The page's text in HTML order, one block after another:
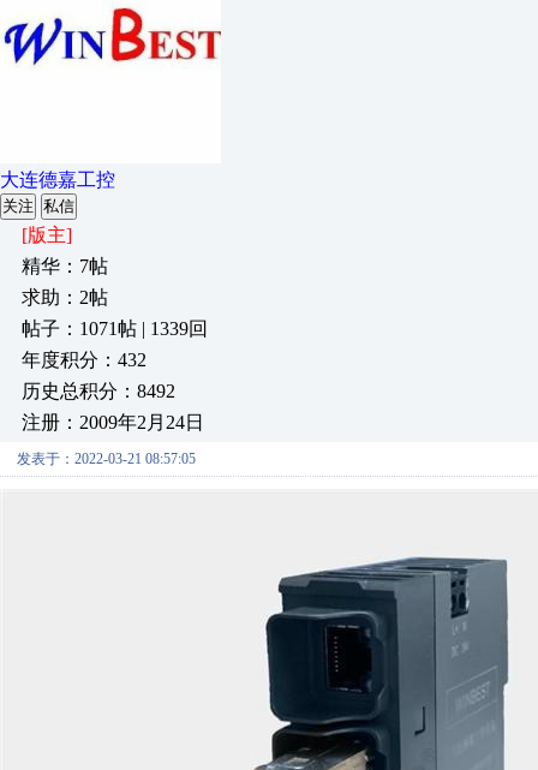
大连德嘉工控
关注 私信
[版主]
精华：7帖
求助：2帖
帖子：1071帖 | 1339回
年度积分：432
历史总积分：8492
注册：2009年2月24日
发表于：2022-03-21 08:57:05